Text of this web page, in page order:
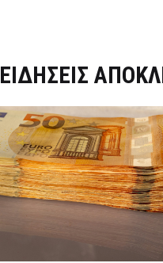
ΕΙΔΗΣΕΙΣ